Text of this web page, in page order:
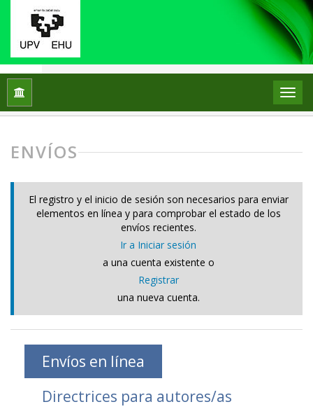
Inicio
ENVÍOS
El registro y el inicio de sesión son necesarios para enviar
elementos en línea y para comprobar el estado de los
envíos recientes.
Ir a Iniciar sesión
a una cuenta existente o
Registrar
una nueva cuenta.
Envíos en línea
Directrices para autores/as